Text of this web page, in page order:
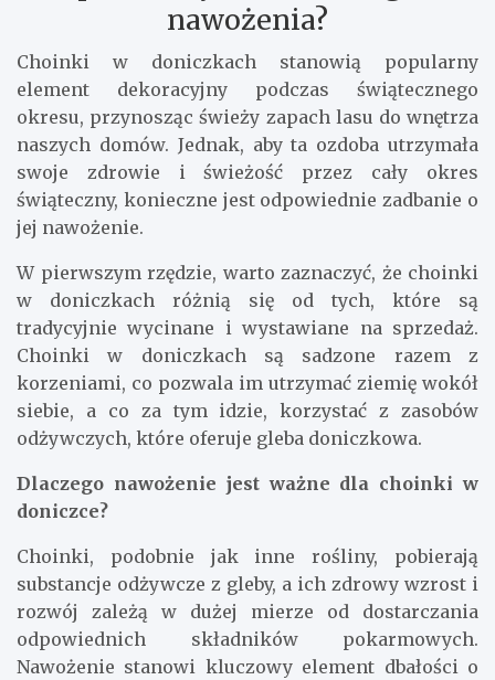
nawożenia?
Choinki w doniczkach stanowią popularny
element dekoracyjny podczas świątecznego
okresu, przynosząc świeży zapach lasu do wnętrza
naszych domów. Jednak, aby ta ozdoba utrzymała
swoje zdrowie i świeżość przez cały okres
świąteczny, konieczne jest odpowiednie zadbanie o
jej nawożenie.
W pierwszym rzędzie, warto zaznaczyć, że choinki
w doniczkach różnią się od tych, które są
tradycyjnie wycinane i wystawiane na sprzedaż.
Choinki w doniczkach są sadzone razem z
korzeniami, co pozwala im utrzymać ziemię wokół
siebie, a co za tym idzie, korzystać z zasobów
odżywczych, które oferuje gleba doniczkowa.
Dlaczego nawożenie jest ważne dla choinki w
doniczce?
Choinki, podobnie jak inne rośliny, pobierają
substancje odżywcze z gleby, a ich zdrowy wzrost i
rozwój zależą w dużej mierze od dostarczania
odpowiednich składników pokarmowych.
Nawożenie stanowi kluczowy element dbałości o